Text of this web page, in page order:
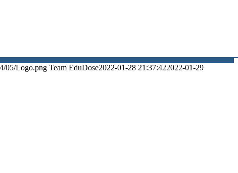
05/Logo.png Team EduDose2022-01-28 21:37:422022-01-29